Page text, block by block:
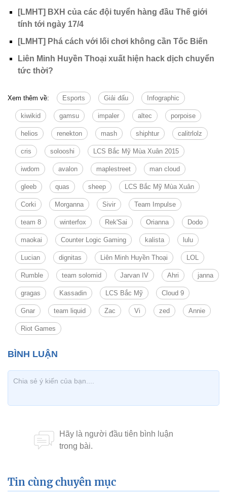
[LMHT] BXH của các đội tuyển hàng đầu Thế giới
tính tới ngày 17/4
[LMHT] Phá cách với lối chơi không cần Tốc Biến
Liên Minh Huyền Thoại xuất hiện hack dịch chuyển
tức thời?
Xem thêm về: Esports Giải đấu Infographic
kiwikid gamsu impaler altec porpoise
helios renekton mash shiphtur calitrlolz
cris solooshi LCS Bắc Mỹ Mùa Xuân 2015
iwdom avalon maplestreet man cloud
gleeb quas sheep LCS Bắc Mỹ Mùa Xuân
Corki Morganna Sivir Team Impulse
team 8 winterfox Rek'Sai Orianna Dodo
maokai Counter Logic Gaming kalista lulu
Lucian dignitas Liên Minh Huyền Thoại LOL
Rumble team solomid Jarvan IV Ahri janna
gragas Kassadin LCS Bắc Mỹ Cloud 9
Gnar team liquid Zac Vi zed Annie
Riot Games
Tin cùng chuyên mục